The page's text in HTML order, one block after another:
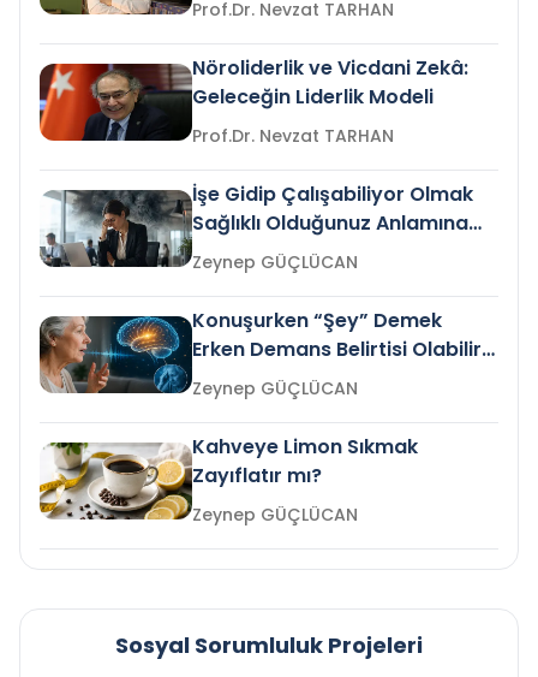
Prof.Dr. Nevzat TARHAN
Nöroliderlik ve Vicdani Zekâ:
Geleceğin Liderlik Modeli
Prof.Dr. Nevzat TARHAN
İşe Gidip Çalışabiliyor Olmak
Sağlıklı Olduğunuz Anlamına
Gelir mi?Zeynep GÜÇLÜCAN
Konuşurken “Şey” Demek
Erken Demans Belirtisi Olabilir
mi?
Zeynep GÜÇLÜCAN
Kahveye Limon Sıkmak
Zayıflatır mı?
Zeynep GÜÇLÜCAN
Sosyal Sorumluluk Projeleri